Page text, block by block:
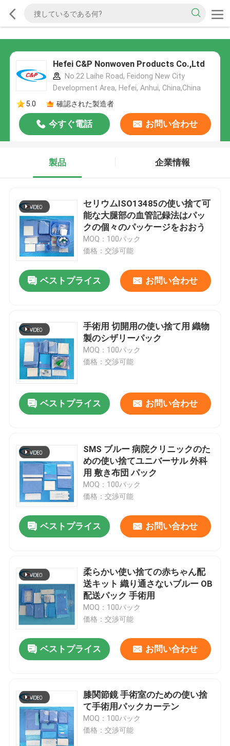
Hefei C&P Nonwoven Products Co.,Ltd
No.22 Laihe Road, Feidong New City
Development Area, Hefei, Anhui, China,China
5.0
確認された製造者
今すぐ電話 お問い合わせ
製品 企業情報
セリウムISO13485の使い捨て可
能な大腿部の血管記録法はパッ
クの個々のパッケージをおおう
MOQ：100パック
価格：交渉可能
ベストプライス お問い合わせ
手術用 切開用の使い捨て用 織物
製のシザリーパック
MOQ：100パック
価格：交渉可能
ベストプライス お問い合わせ
SMS ブルー 病院クリニックのた
めの使い捨てユニバーサル 外科
用 敷き布団 パック
MOQ：100パック
価格：交渉可能
ベストプライス お問い合わせ
柔らかい使い捨ての赤ちゃん配
送キット 織り通さないブルー OB
配送パック 手術用
MOQ：100パック
価格：交渉可能
ベストプライス お問い合わせ
膝関節鏡 手術室のための使い捨
て手術用パックカーテン
MOQ：100パック
価格：交渉可能